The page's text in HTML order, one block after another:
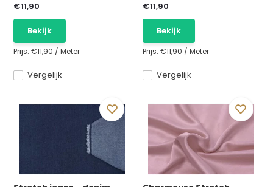
Vergelijk
€11,90
Bekijk
Prijs:€11,90 /Meter
Vergelijk
€11,90
Bekijk
Prijs: €11,90 / Meter